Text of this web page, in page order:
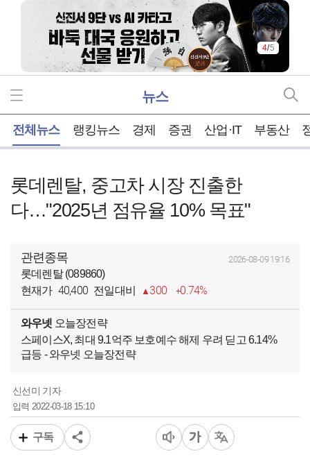
5/5
뉴스
전체뉴스 랭킹뉴스 경제 증권 산업·IT 부동산
롯데렌탈, 중고차 시장 진출한
다…"2025년 점유율 10% 목표"
관련종목 2026-08-09 19:16
롯데렌탈 (089860)
현재가 40,400 전일대비 300 0.74%
와우넷 오늘장전략
스페이스X, 최대 9.1억주 보호예수 해제 우려 딛고 6.14%
급등 - 와우넷 오늘장전략
신선미 기자
입력2022-03-18 15:10
구독